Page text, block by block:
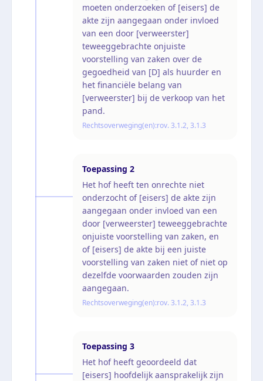
moeten onderzoeken of [eisers] de
akte zijn aangegaan onder invloed
van een door [verweerster]
teweeggebrachte onjuiste
voorstelling van zaken over de
gegoedheid van [D] als huurder en
het financiële belang van
[verweerster] bij de verkoop van het
pand.
Rechtsoverweging(en):rov. 3.1.2, 3.1.3
Toepassing 2
Het hof heeft ten onrechte niet
onderzocht of [eisers] de akte zijn
aangegaan onder invloed van een
door [verweerster] teweeggebrachte
onjuiste voorstelling van zaken, en
of [eisers] de akte bij een juiste
voorstelling van zaken niet of niet op
dezelfde voorwaarden zouden zijn
aangegaan.
Rechtsoverweging(en):rov. 3.1.2, 3.1.3
Toepassing 3
Het hof heeft geoordeeld dat
[eisers] hoofdelijk aansprakelijk zijn